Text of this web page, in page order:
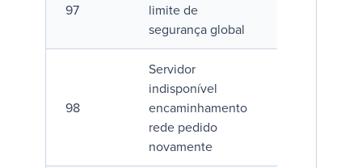
97
limite de
segurança global
98
Servidor
indisponível
encaminhamento
rede pedido
novamente